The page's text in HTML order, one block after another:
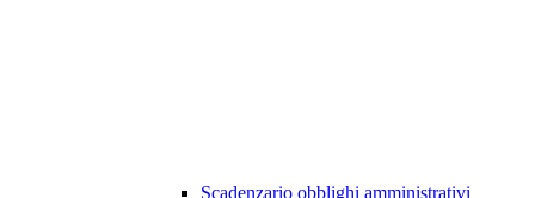
Scadenzario obblighi amministrativi